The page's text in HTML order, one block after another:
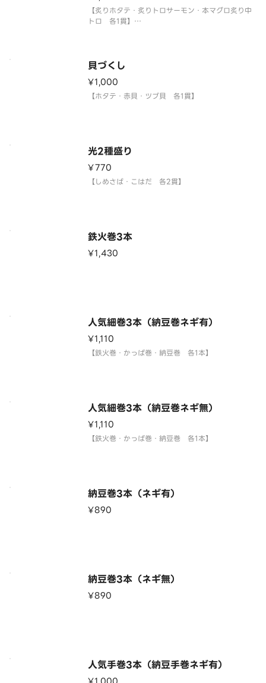
【炙りホタテ・炙りトロサーモン・本マグロ炙り中
トロ 各1貫】
貝づくし
¥1,000
【ホタテ・赤貝・ツブ貝 各1貫】
光2種盛り
¥770
【しめさば・こはだ 各2貫】
鉄火巻3本
¥1,430
人気細巻3本（納豆巻ネギ有）
¥1,110
【鉄火巻・かっぱ巻・納豆巻 各1本】
人気細巻3本（納豆巻ネギ無）
¥1,110
【鉄火巻・かっぱ巻・納豆巻 各1本】
納豆巻3本（ネギ有）
¥890
納豆巻3本（ネギ無）
¥890
人気手巻3本（納豆手巻ネギ有）